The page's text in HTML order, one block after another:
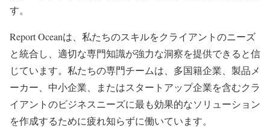
す。
Report Oceanは、私たちのスキルをクライアントのニーズ
と統合し、適切な専門知識が強力な洞察を提供できると信
じています。私たちの専門チームは、多国籍企業、製品メ
ーカー、中小企業、またはスタートアップ企業を含むクラ
イアントのビジネスニーズに最も効果的なソリューション
を作成するために疲れ知らずに働いています。